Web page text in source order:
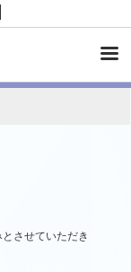
させていただき